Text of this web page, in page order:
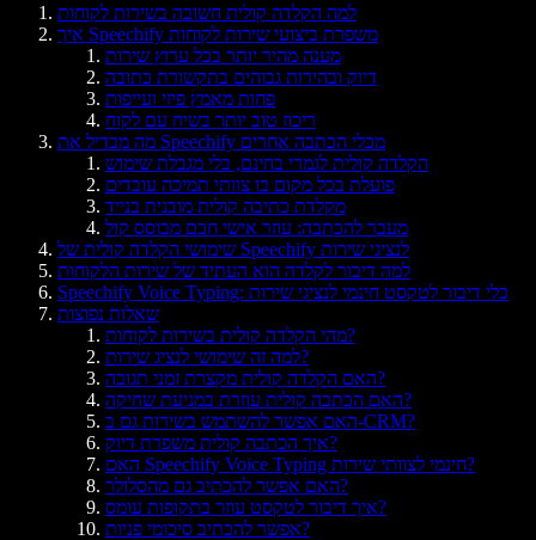
למה הקלדה קולית חשובה בשירות לקוחות
איך Speechify משפרת ביצועי שירות לקוחות
מענה מהיר יותר בכל ערוץ שירות
דיוק ובהירות גבוהים בתקשורת כתובה
פחות מאמץ פיזי ועייפות
ריכוז טוב יותר בשיח עם לקוח
מה מבדיל את Speechify מכלי הכתבה אחרים
הקלדה קולית לגמרי בחינם, בלי מגבלת שימוש
פועלת בכל מקום בו צוותי תמיכה עובדים
מקלדת כתיבה קולית מובנית בנייד
מעבר להכתבה: עוזר אישי חכם מבוסס קול
שימושי הקלדה קולית של Speechify לנציגי שירות
למה דיבור לקלדה הוא העתיד של שירות הלקוחות
Speechify Voice Typing: כלי דיבור לטקסט חינמי לנציגי שירות
שאלות נפוצות
מהי הקלדה קולית בשירות לקוחות?
למה זה שימושי לנציג שירות?
האם הקלדה קולית מקצרת זמני תגובה?
האם הכתבה קולית עוזרת במניעת שחיקה?
האם אפשר להשתמש בשירות גם ב-CRM?
איך הכתבה קולית משפרת דיוק?
האם Speechify Voice Typing חינמי לצוותי שירות?
האם אפשר להכתיב גם מהסלולר?
איך דיבור לטקסט עוזר בתקופות עומס?
אפשר להכתיב סיכומי פניות?